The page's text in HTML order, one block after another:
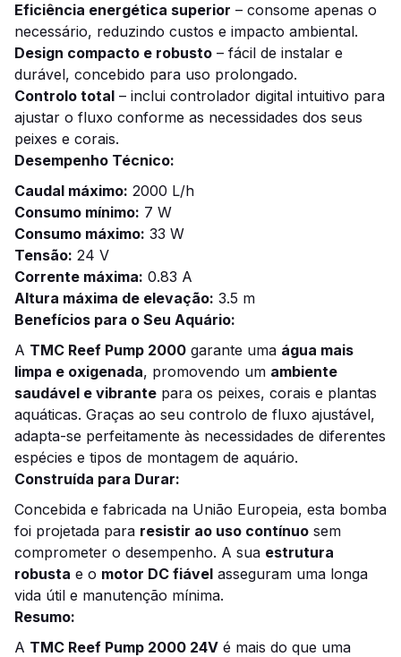
Eficiência energética superior – consome apenas o
necessário, reduzindo custos e impacto ambiental.
Design compacto e robusto – fácil de instalar e
durável, concebido para uso prolongado.
Controlo total – inclui controlador digital intuitivo para
ajustar o fluxo conforme as necessidades dos seus
peixes e corais.
Desempenho Técnico:
Caudal máximo: 2000 L/h
Consumo mínimo: 7 W
Consumo máximo: 33 W
Tensão: 24 V
Corrente máxima: 0.83 A
Altura máxima de elevação: 3.5 m
Benefícios para o Seu Aquário:
A TMC Reef Pump 2000 garante uma água mais
limpa e oxigenada, promovendo um ambiente
saudável e vibrante para os peixes, corais e plantas
aquáticas. Graças ao seu controlo de fluxo ajustável,
adapta-se perfeitamente às necessidades de diferentes
espécies e tipos de montagem de aquário.
Construída para Durar:
Concebida e fabricada na União Europeia, esta bomba
foi projetada para resistir ao uso contínuo sem
comprometer o desempenho. A sua estrutura
robusta e o motor DC fiável asseguram uma longa
vida útil e manutenção mínima.
Resumo:
A TMC Reef Pump 2000 24V é mais do que uma